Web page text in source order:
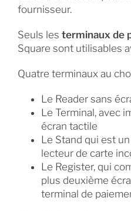
fournisseur.
Seuls les terminaux de
Square sont utilisables
Quatre terminaux au
Le Reader sans
Le Terminal, avec
écran tactile
Le Stand qui est
lecteur de carte
Le Register, qui
plus deuxième
terminal de